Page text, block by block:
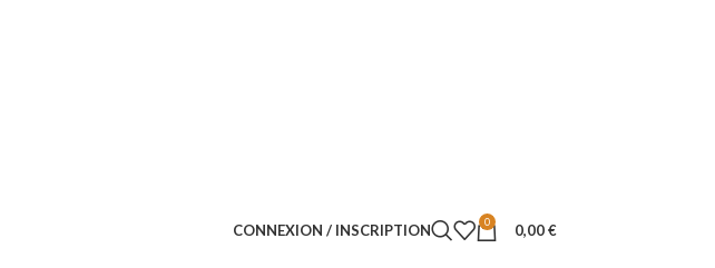
CONNEXION / INSCRIPTION 0 0,00€